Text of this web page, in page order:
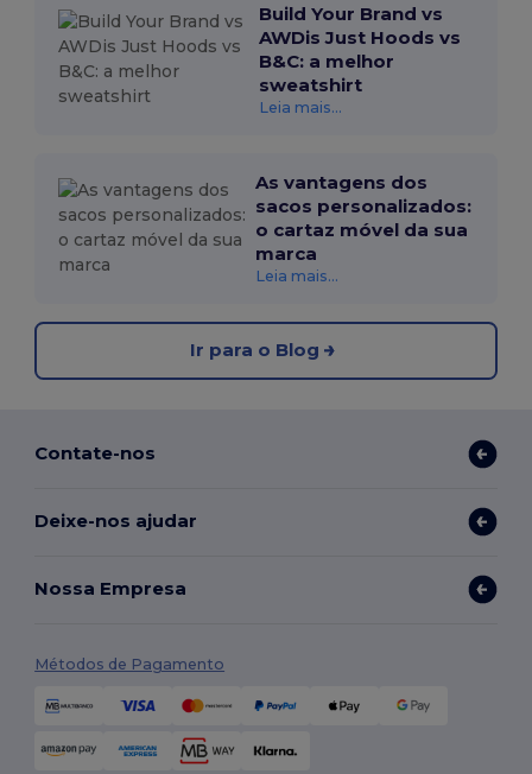
Build Your Brand vs
AWDis Just Hoods vs
B&C: a melhor
sweatshirt
Leia mais...
As vantagens dos
sacos personalizados:
o cartaz móvel da sua
marca
Leia mais...
Ir para o Blog
Contate-nos
Deixe-nos ajudar
Nossa Empresa
Métodos de Pagamento